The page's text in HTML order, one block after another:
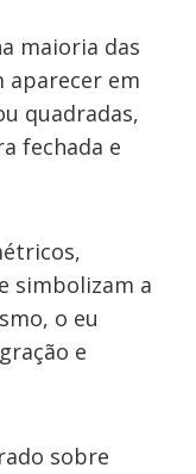
maioria das
aparecer em
quadradas,
fechada e
simbolizam a
o eu
e
sobre